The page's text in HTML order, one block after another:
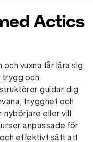
Actics
vuxna får lära sig
trygg och
guidar dig
trygghet och
eller vill
anpassade för
och effektivt sätt att